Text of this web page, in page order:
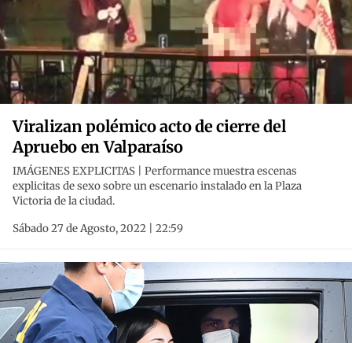
Viralizan polémico acto de cierre del
Apruebo en Valparaíso
IMÁGENES EXPLICITAS | Performance muestra escenas
explicitas de sexo sobre un escenario instalado en la Plaza
Victoria de la ciudad.
Sábado 27 de Agosto, 2022 | 22:59